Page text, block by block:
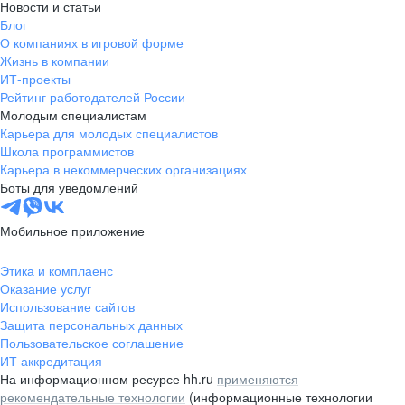
Новости и статьи
Блог
О компаниях в игровой форме
Жизнь в компании
ИТ-проекты
Рейтинг работодателей России
Молодым специалистам
Карьера для молодых специалистов
Школа программистов
Карьера в некоммерческих организациях
Боты для уведомлений
Мобильное приложение
Этика и комплаенс
Оказание услуг
Использование сайтов
Защита персональных данных
Пользовательское соглашение
ИТ аккредитация
На информационном ресурсе hh.ru применяются
рекомендательные технологии (информационные технологии